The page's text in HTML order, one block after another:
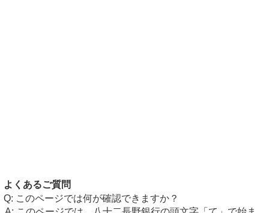
よくあるご質問
このページでは何が確認できますか？